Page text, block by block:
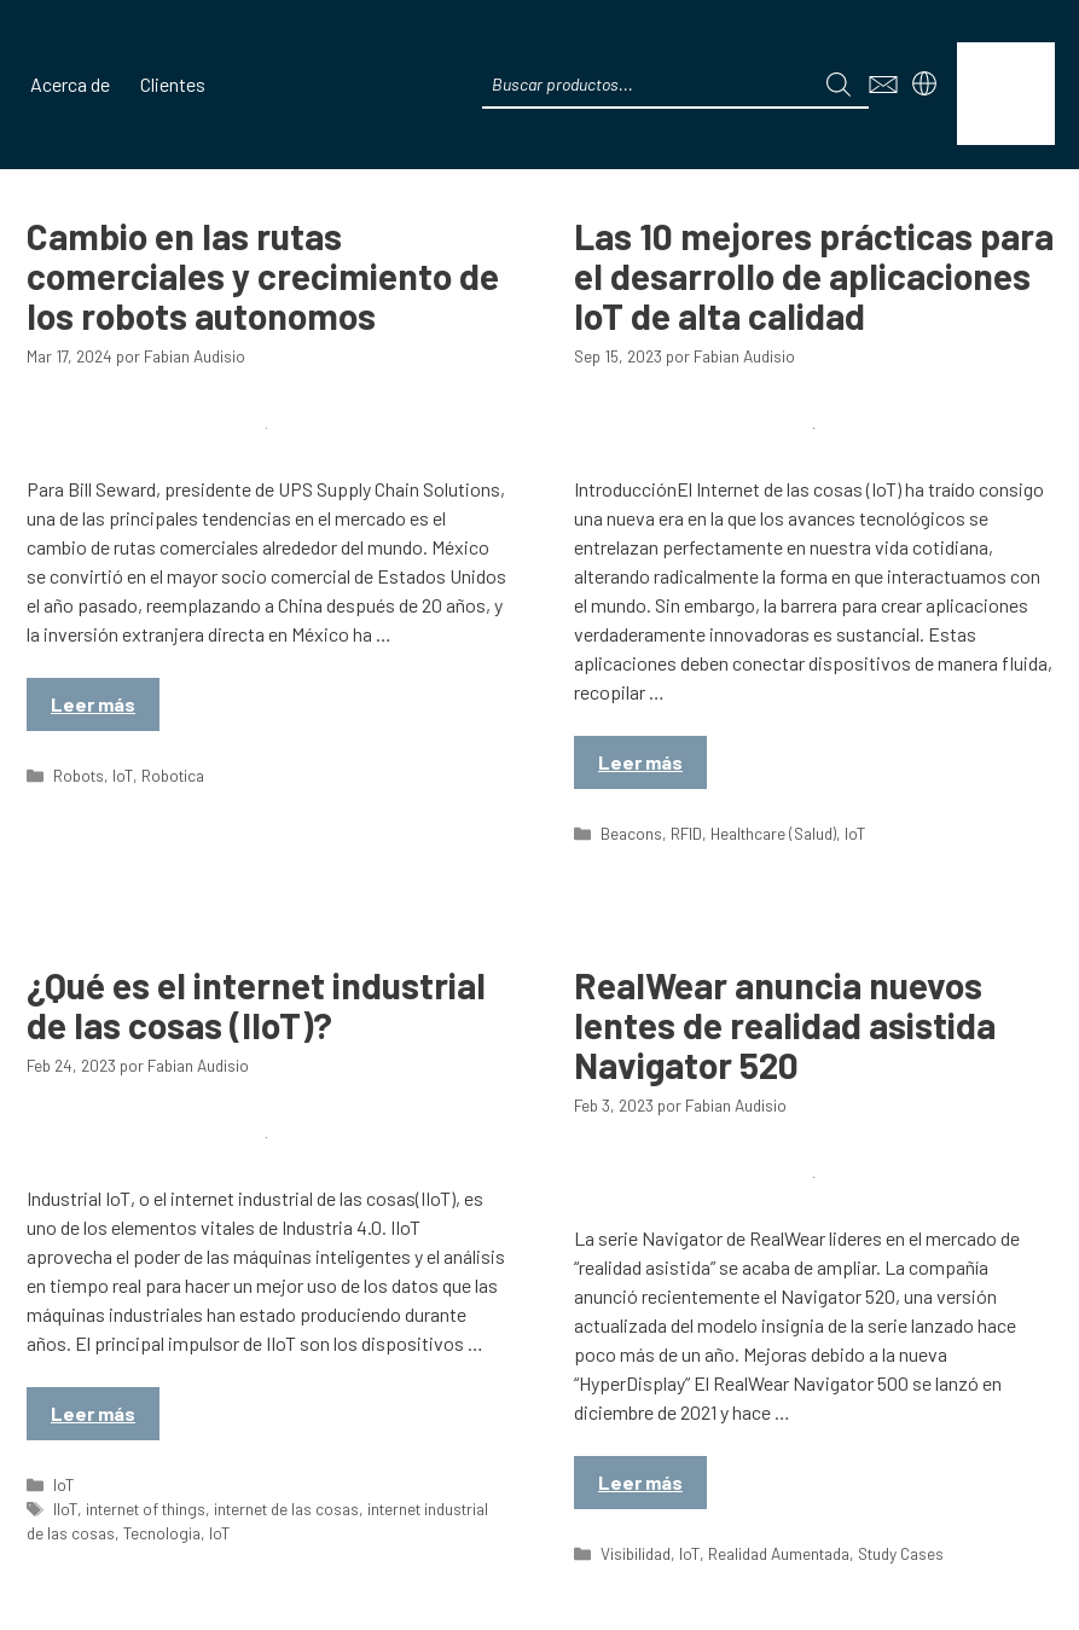
Acerca de Clientes
search
Cambio en las rutas
comerciales y crecimiento de
los robots autonomos
Mar 17, 2024 por Fabian Audisio
Para Bill Seward, presidente de UPS Supply Chain Solutions,
una de las principales tendencias en el mercado es el
cambio de rutas comerciales alrededor del mundo. México
se convirtió en el mayor socio comercial de Estados Unidos
el año pasado, reemplazando a China después de 20 años, y
la inversión extranjera directa en México ha …
Leer más
Categorías
Robots, IoT, Robotica
Las 10 mejores prácticas para
el desarrollo de aplicaciones
IoT de alta calidad
Sep 15, 2023 por Fabian Audisio
IntroducciónEl Internet de las cosas (IoT) ha traído consigo
una nueva era en la que los avances tecnológicos se
entrelazan perfectamente en nuestra vida cotidiana,
alterando radicalmente la forma en que interactuamos con
el mundo. Sin embargo, la barrera para crear aplicaciones
verdaderamente innovadoras es sustancial. Estas
aplicaciones deben conectar dispositivos de manera fluida,
recopilar …
Leer más
Categorías
Beacons, RFID, Healthcare (Salud), IoT
¿Qué es el internet industrial
de las cosas (IIoT)?
Feb 24, 2023 por Fabian Audisio
Industrial IoT, o el internet industrial de las cosas(IIoT), es
uno de los elementos vitales de Industria 4.0. IIoT
aprovecha el poder de las máquinas inteligentes y el análisis
en tiempo real para hacer un mejor uso de los datos que las
máquinas industriales han estado produciendo durante
años. El principal impulsor de IIoT son los dispositivos …
Leer más
Categorías
IoT
Etiquetas
IIoT, internet of things, internet de las cosas, internet industrial
de las cosas, Tecnologia, IoT
RealWear anuncia nuevos
lentes de realidad asistida
Navigator 520
Feb 3, 2023 por Fabian Audisio
La serie Navigator de RealWear lideres en el mercado de
“realidad asistida” se acaba de ampliar. La compañía
anunció recientemente el Navigator 520, una versión
actualizada del modelo insignia de la serie lanzado hace
poco más de un año. Mejoras debido a la nueva
“HyperDisplay” El RealWear Navigator 500 se lanzó en
diciembre de 2021 y hace …
Leer más
Categorías
Visibilidad, IoT, Realidad Aumentada, Study Cases